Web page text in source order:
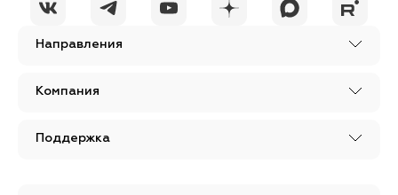
Направления
Компания
Поддержка